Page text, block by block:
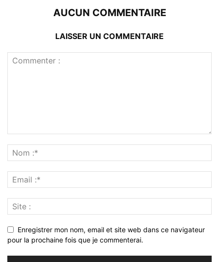
AUCUN COMMENTAIRE
LAISSER UN COMMENTAIRE
Enregistrer mon nom, email et site web dans ce navigateur
pour la prochaine fois que je commenterai.